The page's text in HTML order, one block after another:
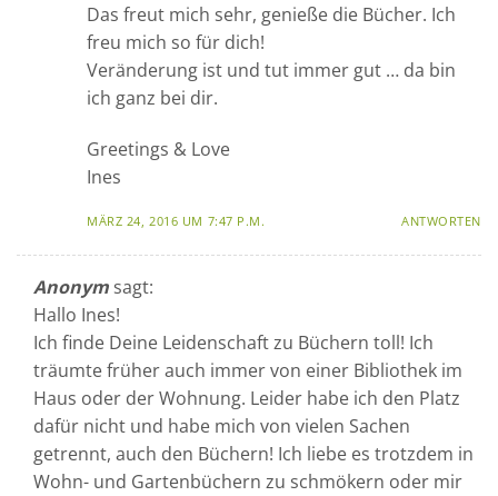
Das freut mich sehr, genieße die Bücher. Ich
freu mich so für dich!
Veränderung ist und tut immer gut … da bin
ich ganz bei dir.
Greetings & Love
Ines
MÄRZ 24, 2016 UM 7:47 P.M. ANTWORTEN
Anonym sagt:
Hallo Ines!
Ich finde Deine Leidenschaft zu Büchern toll! Ich
träumte früher auch immer von einer Bibliothek im
Haus oder der Wohnung. Leider habe ich den Platz
dafür nicht und habe mich von vielen Sachen
getrennt, auch den Büchern! Ich liebe es trotzdem in
Wohn- und Gartenbüchern zu schmökern oder mir